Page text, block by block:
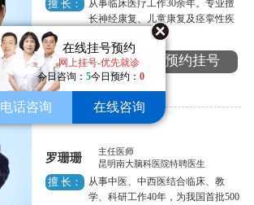
在线挂号预约
网上挂号-优先就诊
今日咨询： 5今日预约： 0
电话咨询 在线咨询
擅 长：
从事临床医疗工作30余年。专业擅
长神经康复、儿童康复及痉挛性疾
医生详情 预约挂号
罗珊珊
主任医师
昆明南大脑科医院特聘医生
擅 长：
从事中医、中西医结合临床、教
学、科研工作40年，为我国首批500